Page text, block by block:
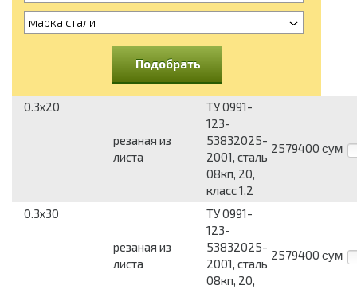
марка стали
Подобрать
0.3x20
резаная из
листа
ТУ 0991-
123-
53832025-
2001, сталь
08кп, 20,
класс 1,2
2579400 сум
0.3x30
резаная из
листа
ТУ 0991-
123-
53832025-
2001, сталь
08кп, 20,
2579400 сум